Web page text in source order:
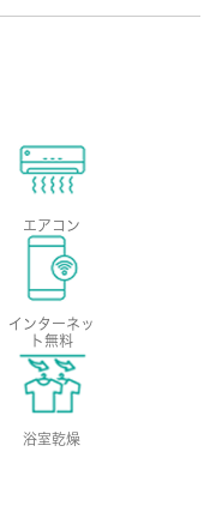
エアコン
インターネッ
ト無料
浴室乾燥